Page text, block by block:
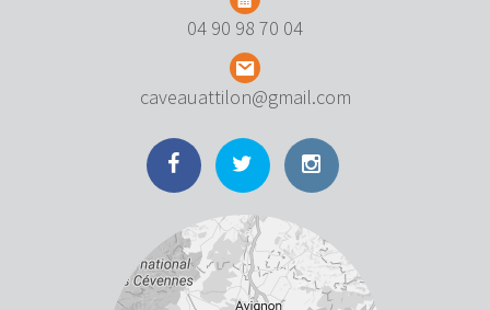
04 90 98 70 04
caveauattilon@gmail.com